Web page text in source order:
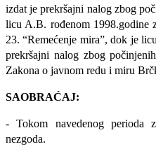
izdat je prekršajni nalog zbog
licu A.B. rođenom 1998.godine
23. “Remećenje mira”, dok je
prekršajni nalog zbog
Zakona o javnom redu i miru
SAOBRAĆAJ:
- Tokom navedenog perioda
nezgoda.